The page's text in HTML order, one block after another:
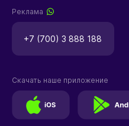
Реклама
+7 (700) 3 888 188
Скачать наше приложение